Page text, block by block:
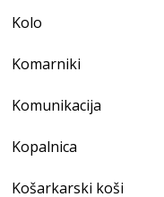
Kolo
Komarniki
Komunikacija
Kopalnica
Košarkarski koši